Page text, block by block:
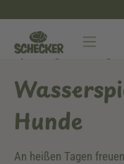
Spielzeug & Training
Hunde
An heißen Tagen